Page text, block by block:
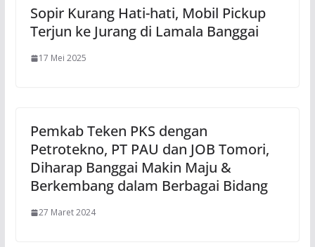
Sopir Kurang Hati-hati, Mobil Pickup
Terjun ke Jurang di Lamala Banggai
17 Mei 2025
Pemkab Teken PKS dengan
Petrotekno, PT PAU dan JOB Tomori,
Diharap Banggai Makin Maju &
Berkembang dalam Berbagai Bidang
27 Maret 2024